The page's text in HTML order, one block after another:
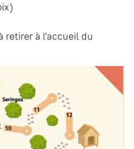
retirer à l'accueil du